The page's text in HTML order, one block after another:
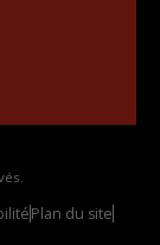
Plan du site